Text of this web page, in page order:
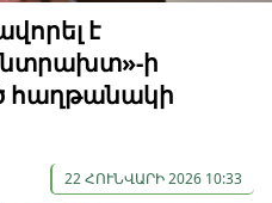
է
ի
հաղթանակի
22 ՀՈՒՆՎԱՐԻ 2026 10:33